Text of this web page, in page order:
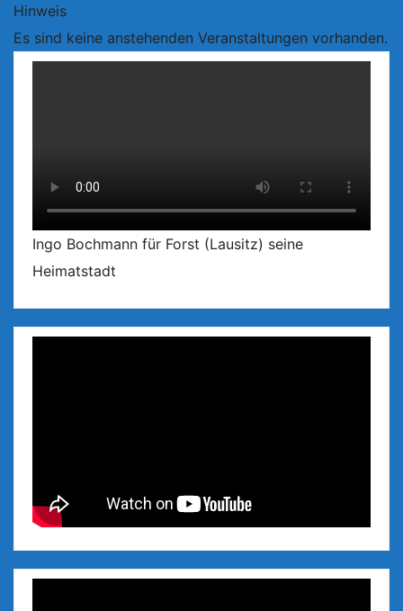
Hinweis
Es sind keine anstehenden Veranstaltungen vorhanden.
Ingo Bochmann für Forst (Lausitz) seine
Heimatstadt